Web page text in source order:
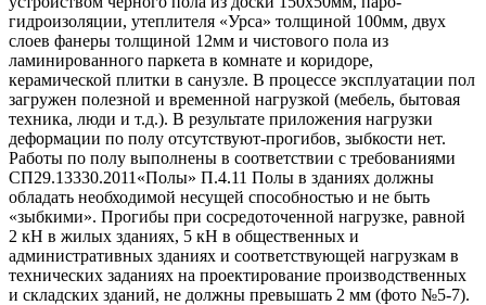
гидроизоляции, утеплителя «Урса» толщиной 100мм, двух
слоев фанеры толщиной 12мм и чистового пола из
ламинированного паркета в комнате и коридоре,
керамической плитки в санузле. В процессе эксплуатации пол
загружен полезной и временной нагрузкой (мебель, бытовая
техника, люди и т.д.). В результате приложения нагрузки
деформации по полу отсутствуют-прогибов, зыбкости нет.
Работы по полу выполнены в соответствии с требованиями
СП29.13330.2011«Полы» П.4.11 Полы в зданиях должны
обладать необходимой несущей способностью и не быть
«зыбкими». Прогибы при сосредоточенной нагрузке, равной
2 кН в жилых зданиях, 5 кН в общественных и
административных зданиях и соответствующей нагрузкам в
технических заданиях на проектирование производственных
и складских зданий, не должны превышать 2 мм (фото №5-7).